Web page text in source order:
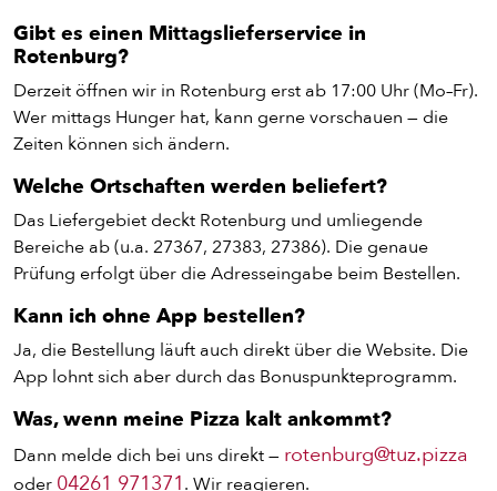
VEGI/VEGAN
SALAT
SNACKS
DESSERT
GETRÄNKE
Gibt es einen Mittagslieferservice in
Rotenburg?
Derzeit öffnen wir in Rotenburg erst ab 17:00 Uhr (Mo–Fr).
Wer mittags Hunger hat, kann gerne vorschauen — die
Zeiten können sich ändern.
Welche Ortschaften werden beliefert?
Das Liefergebiet deckt Rotenburg und umliegende
Bereiche ab (u.a. 27367, 27383, 27386). Die genaue
Prüfung erfolgt über die Adresseingabe beim Bestellen.
Kann ich ohne App bestellen?
Ja, die Bestellung läuft auch direkt über die Website. Die
App lohnt sich aber durch das Bonuspunkteprogramm.
Was, wenn meine Pizza kalt ankommt?
Dann melde dich bei uns direkt — rotenburg@tuz.pizza
oder 04261 971371. Wir reagieren.